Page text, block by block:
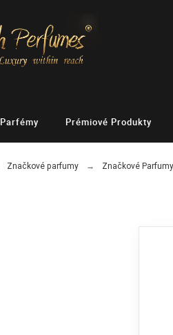
Prémiové Produkty
Značkové parfumy Značkové